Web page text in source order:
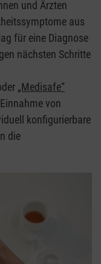
und Ärzten
aus
für eine Diagnose
nächsten Schritte
„Medisafe“
von
konfigurierbare
die